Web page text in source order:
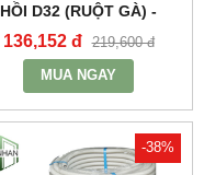
HỒI D32 (RUỘT GÀ) -
A9032CT - MPE
136,152 đ 219,600 đ
MUA NGAY
-38%